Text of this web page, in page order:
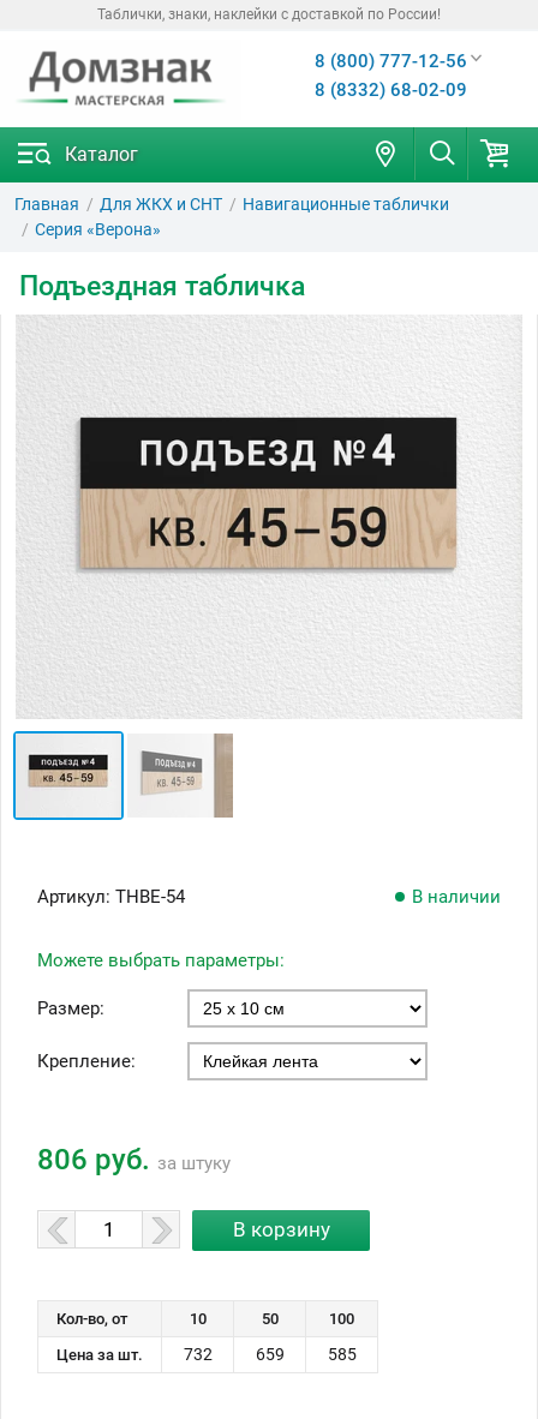
Таблички, знаки, наклейки с доставкой по России!
8 (800) 777-12-56
8 (8332) 68-02-09
Каталог
Главная Для ЖКХ и СНТ
Навигационные таблички
Серия «Верона»
Подъездная табличка
Артикул: ТНВЕ-54 В наличии
Можете выбрать параметры:
Размер:
Крепление:
806 руб. за штуку
Кол-во, от 10 50
100
Цена за шт.
732 659 585